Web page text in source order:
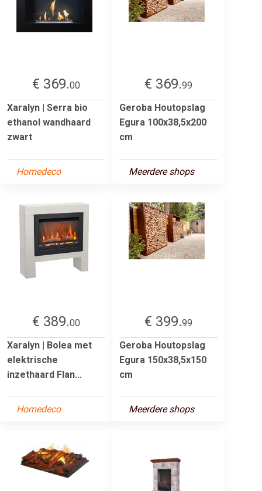
€ 369.00
Xaralyn | Serra bio
ethanol wandhaard
zwart
Homedeco
€ 369.99
Geroba Houtopslag
Egura 100x38,5x200
cm
Meerdere shops
€ 389.00
Xaralyn | Bolea met
elektrische
inzethaard Flan...
Homedeco
€ 399.99
Geroba Houtopslag
Egura 150x38,5x150
cm
Meerdere shops